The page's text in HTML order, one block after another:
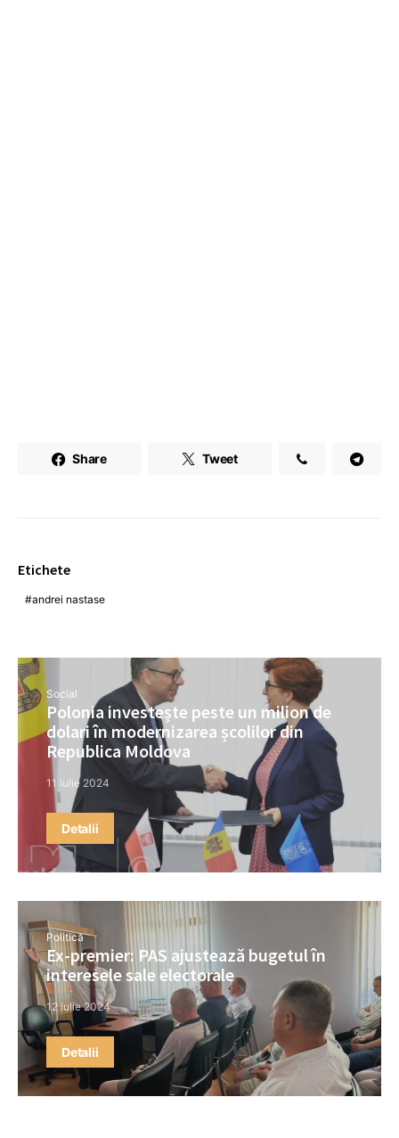
Share Tweet
Etichete
andrei nastase
Social
Polonia investește peste un milion de
dolari în modernizarea școlilor din
Republica Moldova
11 iulie 2024
Detalii
Politică
Ex-premier: PAS ajustează bugetul în
interesele sale electorale
12 iulie 2024
Detalii